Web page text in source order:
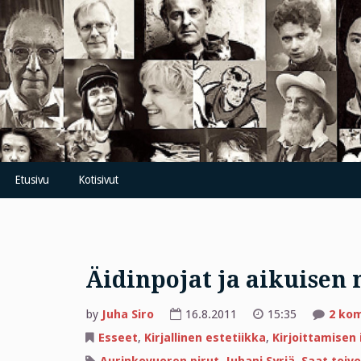
Skip
to
content
Etusivu Kotisivut
Äidinpojat ja aikuisen
by Juha Siro 16.8.2011 15:35 2
Esseet, Kirjallinen estetiikka, Kirjoittamisen